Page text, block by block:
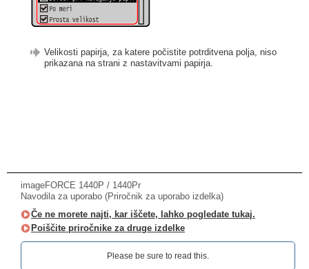
Velikosti papirja, za katere počistite potrditvena polja, niso
prikazana na strani z nastavitvami papirja.
imageFORCE 1440P / 1440Pr
Navodila za uporabo (Priročnik za uporabo izdelka)
Če ne morete najti, kar iščete, lahko pogledate tukaj.
Poiščite priročnike za druge izdelke
Please be sure to read this.‎